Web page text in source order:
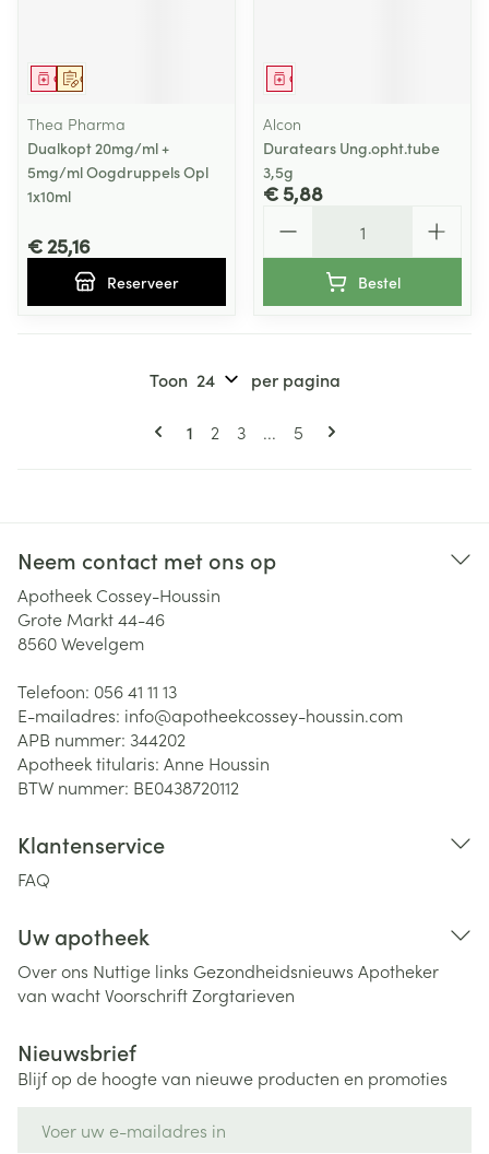
Op voorschrift
Geneesmiddel
Thea Pharma
Dualkopt 20mg/ml +
5mg/ml Oogdruppels Opl
1x10ml
€ 25,16
Reserveer
Geneesmiddel
Alcon
Duratears Ung.opht.tube
3,5g
€ 5,88
Bestel
Pagina's
U lees momenteel pagina
1 Pagina
2 Pagina
3 ... Pagina
5
Toon per pagina
Neem contact met ons op
Apotheek Cossey-Houssin
Grote Markt 44-46
8560Wevelgem
Telefoon: 056 41 11 13
E-mailadres: info@apotheekcossey-houssin.com
APB nummer: 344202
Apotheek titularis: Anne Houssin
BTW nummer: BE0438720112
Klantenservice
FAQ
Uw apotheek
Over ons Nuttige links Gezondheidsnieuws Apotheker
van wachtVoorschriftZorgtarieven
Nieuwsbrief
Blijf op de hoogte van nieuwe producten en promoties